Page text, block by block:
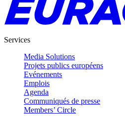
Services
Media Solutions
Projets publics européens
Evénements
Emplois
Agenda
Communiqués de presse
Members’ Circle